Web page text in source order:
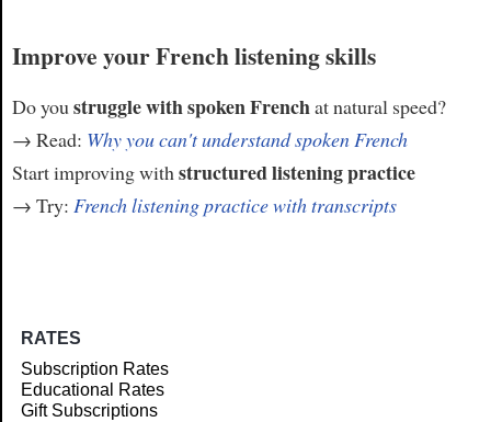
Improve your French listening skills
Do youstruggle with spoken Frenchat natural speed?
→ Read: Why you can't understand spoken French
Start improving withstructured listening practice
→ Try: French listening practice with transcripts
RATES
Subscription Rates
Educational Rates
Gift Subscriptions